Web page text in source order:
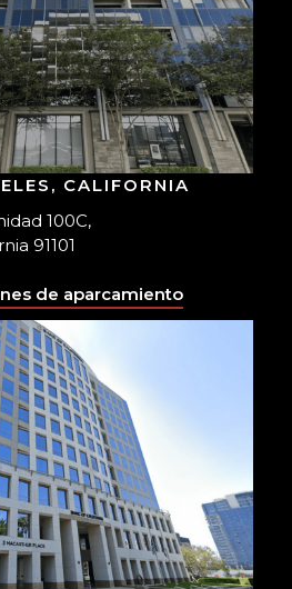
CALIFORNIA
100C,
91101
de aparcamiento